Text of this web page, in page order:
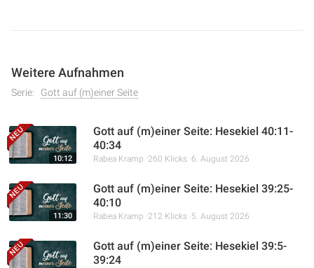
Weitere Aufnahmen
Serie: Gott auf (m)einer Seite
10:12
Gott auf (m)einer Seite: Hesekiel 40:11-
40:34
Rabea Kramp 260 Klicks 6. August 2026
11:30
Gott auf (m)einer Seite: Hesekiel 39:25-
40:10
Rabea Kramp 212 Klicks 5. August 2026
Gott auf (m)einer Seite: Hesekiel 39:5-
39:24